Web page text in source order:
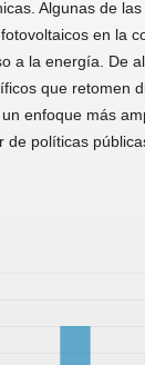
Algu­nas de
en la
a la energía. De
que retomen
enfoque más
de políticas